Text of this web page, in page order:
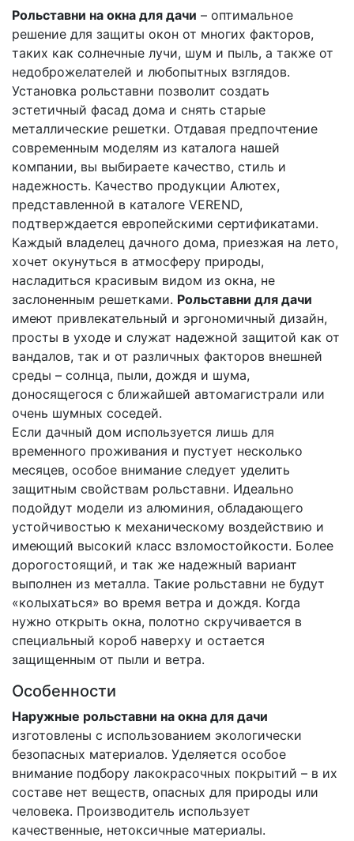
Рольставни на окна для дачи – оптимальное
решение для защиты окон от многих факторов,
таких как солнечные лучи, шум и пыль, а также от
недоброжелателей и любопытных взглядов.
Установка рольставни позволит создать
эстетичный фасад дома и снять старые
металлические решетки. Отдавая предпочтение
современным моделям из каталога нашей
компании, вы выбираете качество, стиль и
надежность. Качество продукции Алютех,
представленной в каталоге VEREND,
подтверждается европейскими сертификатами.
Каждый владелец дачного дома, приезжая на лето,
хочет окунуться в атмосферу природы,
насладиться красивым видом из окна, не
заслоненным решетками. Рольставни для дачи
имеют привлекательный и эргономичный дизайн,
просты в уходе и служат надежной защитой как от
вандалов, так и от различных факторов внешней
среды – солнца, пыли, дождя и шума,
доносящегося с ближайшей автомагистрали или
очень шумных соседей.
Если дачный дом используется лишь для
временного проживания и пустует несколько
месяцев, особое внимание следует уделить
защитным свойствам рольставни. Идеально
подойдут модели из алюминия, обладающего
устойчивостью к механическому воздействию и
имеющий высокий класс взломостойкости. Более
дорогостоящий, и так же надежный вариант
выполнен из металла. Такие рольставни не будут
«колыхаться» во время ветра и дождя. Когда
нужно открыть окна, полотно скручивается в
специальный короб наверху и остается
защищенным от пыли и ветра.
Особенности
Наружные рольставни на окна для дачи
изготовлены с использованием экологически
безопасных материалов. Уделяется особое
внимание подбору лакокрасочных покрытий – в их
составе нет веществ, опасных для природы или
человека. Производитель использует
качественные, нетоксичные материалы.